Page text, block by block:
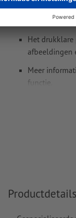
Tot wel 4 volle
Het
afbeeldingen
Meer
functie.
Lijndikte:
Productdetails